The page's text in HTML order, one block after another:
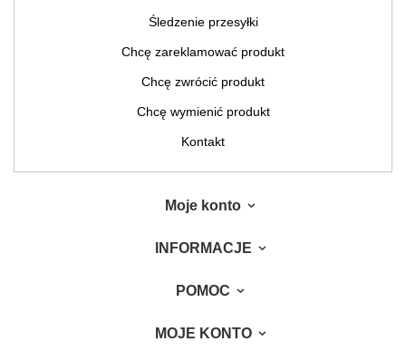
Śledzenie przesyłki
Chcę zareklamować produkt
Chcę zwrócić produkt
Chcę wymienić produkt
Kontakt
Moje konto
INFORMACJE
POMOC
MOJE KONTO